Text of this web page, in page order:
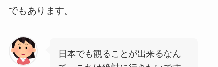
でもあります。
日本でも観ることが出来るなん